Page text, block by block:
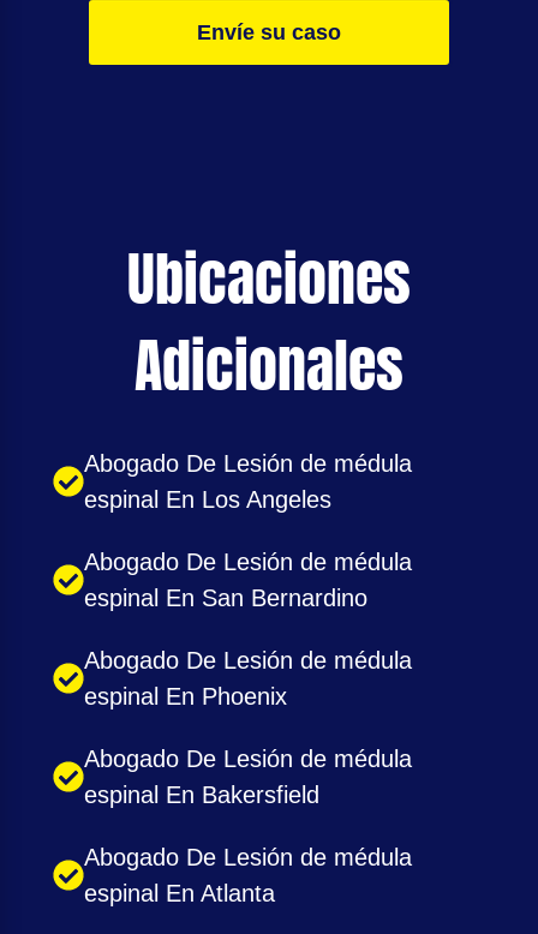
Envíe su caso
Ubicaciones
Adicionales
Abogado De Lesión de médula
espinal En Los Angeles
Abogado De Lesión de médula
espinal En San Bernardino
Abogado De Lesión de médula
espinal En Phoenix
Abogado De Lesión de médula
espinal En Bakersfield
Abogado De Lesión de médula
espinal En Atlanta